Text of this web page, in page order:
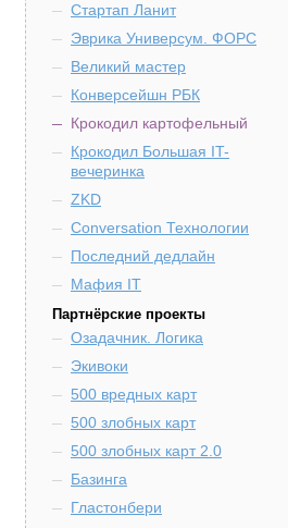
Стартап Ланит
Эврика Универсум. ФОРС
Великий мастер
Конверсейшн РБК
Крокодил картофельный
Крокодил Большая IT-
вечеринка
ZKD
Conversation Технологии
Последний дедлайн
Мафия IT
Партнёрские проекты
Озадачник. Логика
Экивоки
500 вредных карт
500 злобных карт
500 злобных карт 2.0
Базинга
Гластонбери